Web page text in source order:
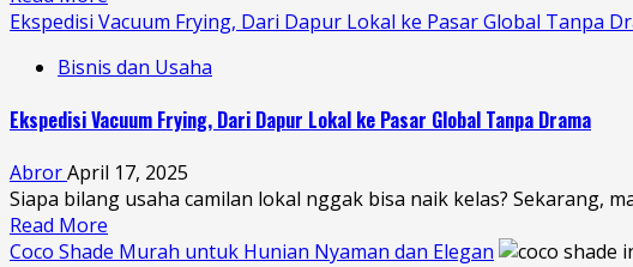
Ekspedisi Vacuum Frying, Dari Dapur Lokal ke Pasar Global Tanpa
Bisnis dan Usaha
Ekspedisi Vacuum Frying, Dari Dapur Lokal ke Pasar Global Tanpa Drama
AbrorApril 17, 2025
Siapa bilang usaha camilan lokal nggak bisa naik kelas? Sekarang,
Read More
Coco Shade Murah untuk Hunian Nyaman dan Elegan